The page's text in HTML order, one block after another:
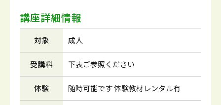
講座詳細情報
対象 成人
受講料 下表ご参照ください
体験 随時可能です 体験教材レンタル有